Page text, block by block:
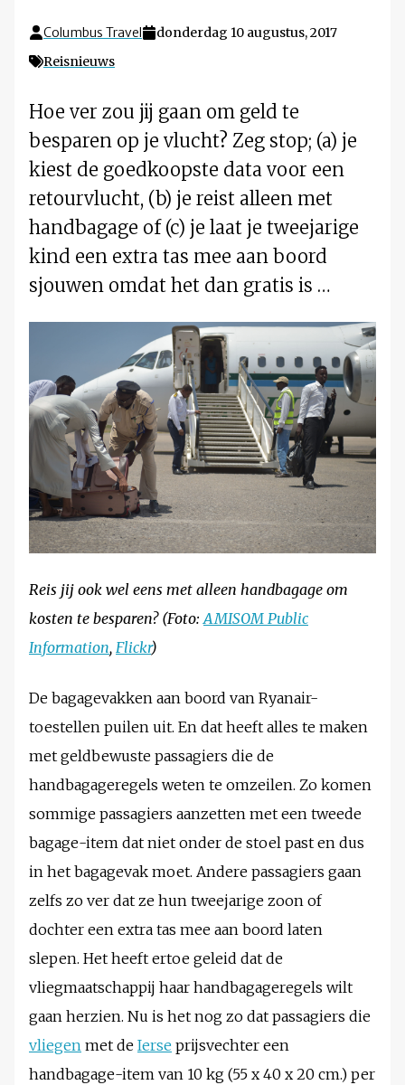
Columbus Travel
donderdag 10 augustus, 2017
Reisnieuws
Hoe ver zou jij gaan om geld te
besparen op je vlucht? Zeg stop; (a) je
kiest de goedkoopste data voor een
retourvlucht, (b) je reist alleen met
handbagage of (c) je laat je tweejarige
kind een extra tas mee aan boord
sjouwen omdat het dan gratis is …
Reis jij ook wel eens met alleen handbagage om
kosten te besparen? (Foto:AMISOM Public
Information, Flickr)
De bagagevakken aan boord van Ryanair-
toestellen puilen uit. En dat heeft alles te maken
met geldbewuste passagiers die de
handbagageregels weten te omzeilen. Zo komen
sommige passagiers aanzetten met een tweede
bagage-item dat niet onder de stoel past en dus
in het bagagevak moet. Andere passagiers gaan
zelfs zo ver dat ze hun tweejarige zoon of
dochter een extra tas mee aan boord laten
slepen. Het heeft ertoe geleid dat de
vliegmaatschappij haar handbagageregels wilt
gaan herzien. Nu is het nog zo dat passagiers die
vliegen met de Ierse prijsvechter een
handbagage-item van 10 kg (55 x 40 x 20 cm.) per